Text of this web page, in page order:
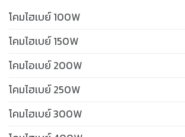
โคมไฮเบย์ 100W
โคมไฮเบย์ 150W
โคมไอเบย์ 200W
โคมไฮเบย์ 250W
โคมไฮเบย์ 300W